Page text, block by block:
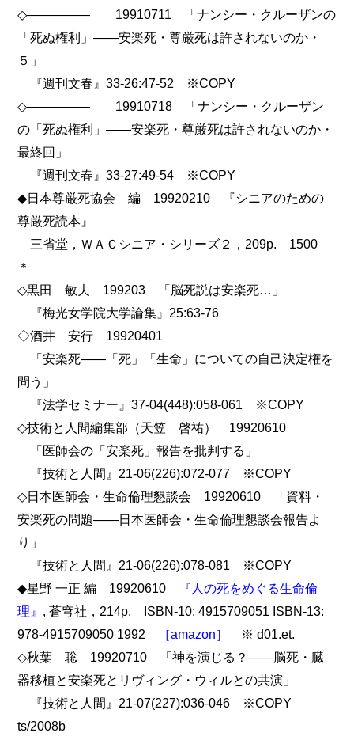
◇――――― 19910711 「ナンシー・クルーザンの
「死ぬ権利」――安楽死・尊厳死は許されないのか・
５」
『週刊文春』33-26:47-52 ※COPY
◇――――― 19910718 「ナンシー・クルーザン
の「死ぬ権利」――安楽死・尊厳死は許されないのか・
最終回」
『週刊文春』33-27:49-54 ※COPY
◆日本尊厳死協会 編 19920210 『シニアのための
尊厳死読本』
三省堂，ＷＡＣシニア・シリーズ２，209p. 1500
＊
◇黒田 敏夫 199203 「脳死説は安楽死…」
『梅光女学院大学論集』25:63-76
◇酒井 安行 19920401
「安楽死――「死」「生命」についての自己決定権を
問う」
『法学セミナー』37-04(448):058-061 ※COPY
◇技術と人間編集部（天笠 啓祐） 19920610
「医師会の「安楽死」報告を批判する」
『技術と人間』21-06(226):072-077 ※COPY
◇日本医師会・生命倫理懇談会 19920610 「資料・
安楽死の問題――日本医師会・生命倫理懇談会報告よ
り」
『技術と人間』21-06(226):078-081 ※COPY
◆星野 一正 編 19920610
『人の死をめぐる生命倫
理』 , 蒼穹社，214p. ISBN-10: 4915709051 ISBN-13:
978-4915709050 1992
［amazon］
※ d01.et.
◇秋葉 聡 19920710 「神を演じる？――脳死・臓
器移植と安楽死とリヴィング・ウィルとの共演」
『技術と人間』21-07(227):036-046 ※COPY
ts/2008b